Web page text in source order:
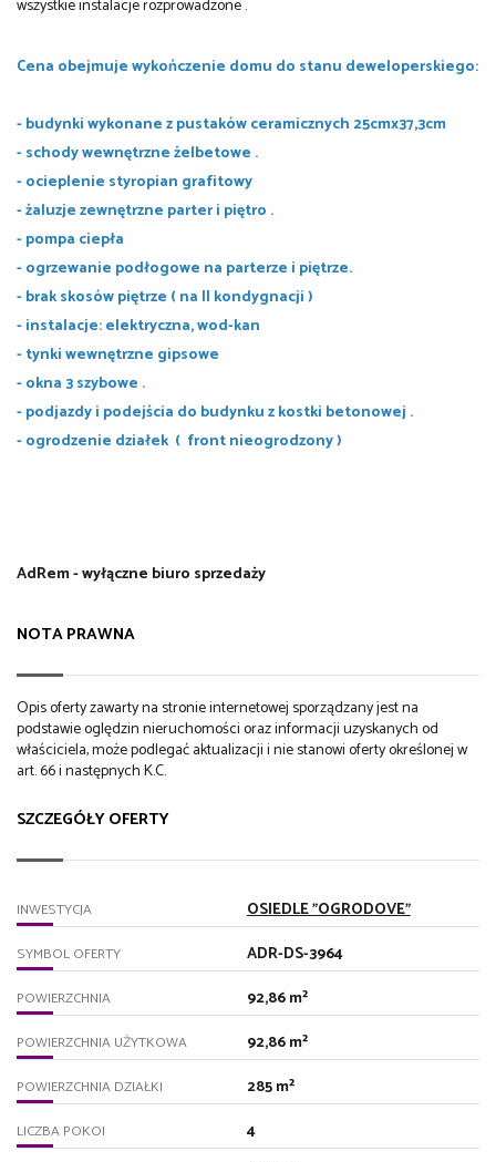
wszystkie instalacje rozprowadzone .
Cena obejmuje wykończenie domu do stanu deweloperskiego:
- budynki wykonane z pustaków ceramicznych 25cmx37,3cm
- schody wewnętrzne żelbetowe .
- ocieplenie styropian grafitowy
- żaluzje zewnętrzne parter i piętro .
- pompa ciepła
- ogrzewanie podłogowe na parterze i piętrze.
- brak skosów piętrze ( na II kondygnacji )
- instalacje: elektryczna, wod-kan
- tynki wewnętrzne gipsowe
- okna 3 szybowe .
- podjazdy i podejścia do budynku z kostki betonowej .
- ogrodzenie działek ( front nieogrodzony )
AdRem - wyłączne biuro sprzedaży
NOTA PRAWNA
Opis oferty zawarty na stronie internetowej sporządzany jest na
podstawie oględzin nieruchomości oraz informacji uzyskanych od
właściciela, może podlegać aktualizacji i nie stanowi oferty określonej w
art. 66 i następnych K.C.
SZCZEGÓŁY OFERTY
INWESTYCJA OSIEDLE "OGRODOVE"
SYMBOL OFERTY ADR-DS-3964
POWIERZCHNIA 92,86 m²
POWIERZCHNIA UŻYTKOWA 92,86 m²
POWIERZCHNIA DZIAŁKI 285 m²
LICZBA POKOI 4